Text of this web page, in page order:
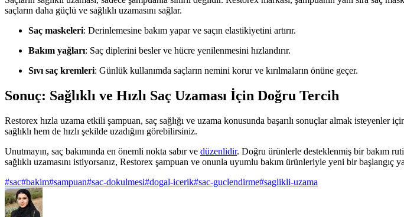
saçların daha güçlü ve sağlıklı uzamasını sağlar.
Saç maskeleri: Derinlemesine bakım yapar ve saçın elastikiyetini artırır.
Bakım yağları: Saç diplerini besler ve hücre yenilenmesini hızlandırır.
Sıvı saç kremleri: Günlük kullanımda saçların nemini korur ve kırılmaların önüne geçer.
Sonuç: Sağlıklı ve Hızlı Saç Uzaması İçin Doğru Tercih
Restorex hızla uzama etkili şampuan, saç sağlığı ve uzama konusunda başarılı sonuçlar almak
sağlıklı hem de hızlı şekilde uzadığını görebilirsiniz.
Unutmayın, saç bakımında en önemli nokta sabır ve düzenlidir. Doğru ürünlerle desteklenmiş bir bakım
sağlıklı uzamasını istiyorsanız, Restorex şampuan ve onunla uyumlu bakım ürünleriyle yeni bir başlangıç
#sac#bakim#sampuan#sac-dokulmesi#dogal-icerik#sac-guclendirme#saglikli-uzama